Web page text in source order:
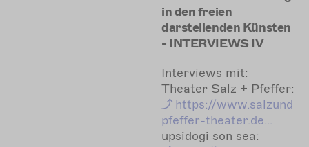
in den freien
darstellenden Künsten
- INTERVIEWS IV
Interviews mit:
Theater Salz + Pfeffer:
https://www.salzund
pfeffer-theater.de...
upsidogi son sea: